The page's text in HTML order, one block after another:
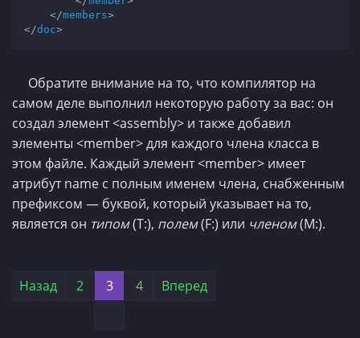
</members>
</doc>
Обратите внимание на то, что компилятор на
самом деле выполнил некоторую работу за вас: он
создал элемент <assembly> и также добавил
элементы <member> для каждого члена класса в
этом файле. Каждый элемент <member> имеет
атрибут name с полным именем члена, снабженным
префиксом — буквой, который указывает на то,
является он типом(Т:), полем(F:) или членом(М:).